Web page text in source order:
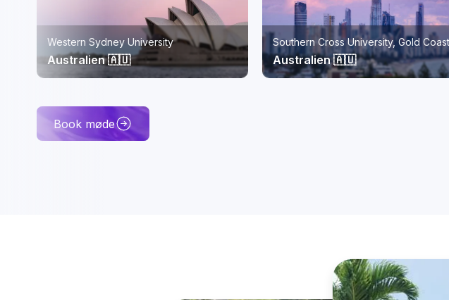
Southern Cross University, Gold Coast
Australien 🇦🇺
ISC Paris Business School
Frankrig 🇫🇷
Book møde